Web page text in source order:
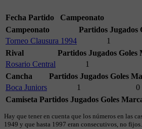
Fecha Partido
Campeonato
Campeonato
Partidos Jugados
Torneo Clausura 1994
1
Rival
Partidos Jugados Goles
Rosario Central
1
Cancha
Partidos Jugados Goles
Boca Juniors
1
0
Camiseta Partidos Jugados Goles
Hay que tener en cuenta que los números en las
1949 y que hasta 1997 eran consecutivos, no